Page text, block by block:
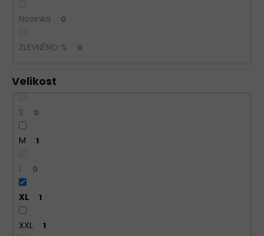
Novinka 0
ZLEVNĚNO % 0
Velikost
S 0
M 1
L 0
XL 1
XXL 1
KALHOTKY
JULIMEX
BÉŽOVÉ